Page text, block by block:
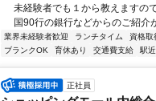
未経験者でも１から教えますの
国90行の銀行などからのご紹介
業界未経験者歓迎 ランチタイム 資格取
ブランクOK
育休あり 交通費支給 駅
正社員